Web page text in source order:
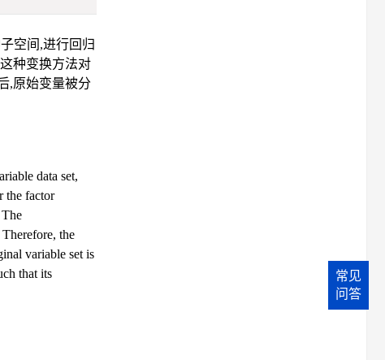
空间,进行回归
种变换方法对
,原始变量被分
data set,
the factor
the
variable set is
that its
常见
问答